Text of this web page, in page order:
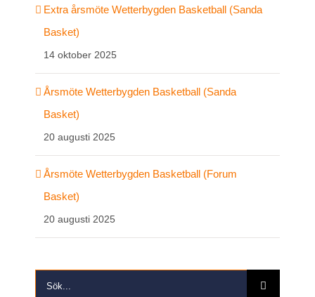
Extra årsmöte Wetterbygden Basketball (Sanda
Basket)
14 oktober 2025
Årsmöte Wetterbygden Basketball (Sanda
Basket)
20 augusti 2025
Årsmöte Wetterbygden Basketball (Forum
Basket)
20 augusti 2025
Sök